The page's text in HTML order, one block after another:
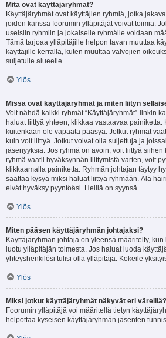
Mitä ovat käyttäjäryhmät?
Käyttäjäryhmät ovat käyttäjien ryhmiä, jotka
joiden kanssa foorumin ylläpitäjät voivat toimia.
useisiin ryhmiin ja jokaiselle ryhmälle voidaan
Tämä tarjoaa ylläpitäjille helpon tavan muuttaa
käyttäjille kerralla, kuten muuttaa valvojien
suljetulle alueelle.
Ylös
Missä ovat käyttäjäryhmät ja miten liityn
Voit nähdä kaikki ryhmät “Käyttäjäryhmät”-linkin
haluat liittyä yhteen, klikkaa vastaavaa painiketta.
kuitenkaan ole vapaata pääsyä. Jotkut ryhmät
kuin voit liittyä. Jotkut voivat olla suljettuja ja
jäsenyyksiä. Jos ryhmä on avoin, voit liittyä
ryhmä vaatii hyväksynnän liittymistä varten, voit
klikkaamalla painiketta. Ryhmän johtajan täytyy
saattaa kysyä miksi haluat liittyä ryhmään. Älä
eivät hyväksy pyyntöäsi. Heillä on syynsä.
Ylös
Miten pääsen käyttäjäryhmän johtajaksi?
Käyttäjäryhmän johtaja on yleensä määritelty,
luotu ylläpitäjän toimesta. Jos haluat luoda
yhteyshenkilösi tulisi olla ylläpitäjä. Kokeile
Ylös
Miksi jotkut käyttäjäryhmät näkyvät eri väreillä?
Foorumin ylläpitäjä voi määritellä tietyn
helpottaa kyseisen käyttäjäryhmän jäsenten